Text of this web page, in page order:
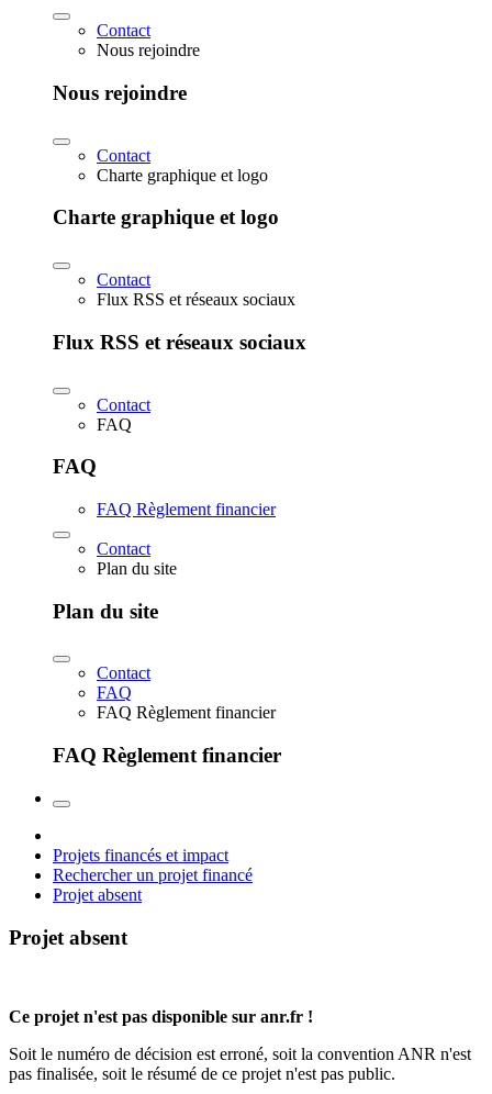
Contact
Nous rejoindre
Nous rejoindre
Contact
Charte graphique et logo
Charte graphique et logo
Contact
Flux RSS et réseaux sociaux
Flux RSS et réseaux sociaux
Contact
FAQ
FAQ
FAQ Règlement financier
Contact
Plan du site
Plan du site
Contact
FAQ
FAQ Règlement financier
FAQ Règlement financier
Projets financés et impact
Rechercher un projet financé
Projet absent
Projet absent
Ce projet n'est pas disponible sur anr.fr !
Soit le numéro de décision est erroné, soit la convention ANR n'est
pas finalisée, soit le résumé de ce projet n'est pas public.